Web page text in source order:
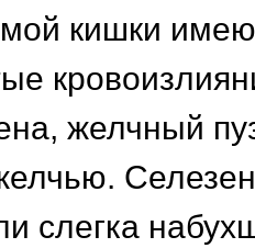
кишки
желчный
слегка